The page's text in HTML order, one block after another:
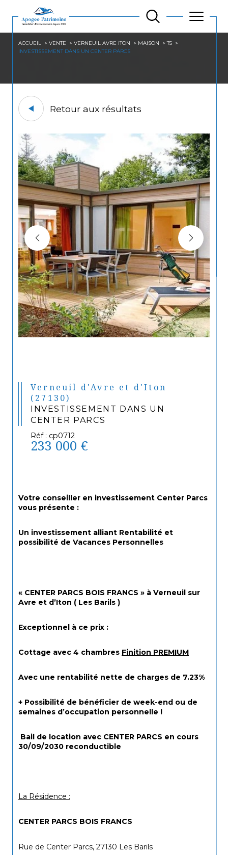
ACCUEIL VENTE VERNEUIL AVRE ITON MAISON
T5
INVESTISSEMENT DANS UN CENTER PARCS
Retour aux résultats
Verneuil d'Avre et d'Iton
(27130)
INVESTISSEMENT DANS UN
CENTER PARCS
Réf : cp0712
233 000 €
Votre conseiller en investissement Center Parcs
vous présente :
Un investissement alliant Rentabilité et
possibilité de Vacances Personnelles
« CENTER PARCS BOIS FRANCS » à Verneuil sur
Avre et d’Iton ( Les Barils )
Exceptionnel à ce prix :
Cottage avec 4 chambres Finition PREMIUM
Avec une rentabilité nette de charges de 7.23%
+ Possibilité de bénéficier de week-end ou de
semaines d’occupation personnelle !
30/09/2030 reconductible
La Résidence :
CENTER PARCS BOIS FRANCS
Rue de Center Parcs, 27130 Les Barils